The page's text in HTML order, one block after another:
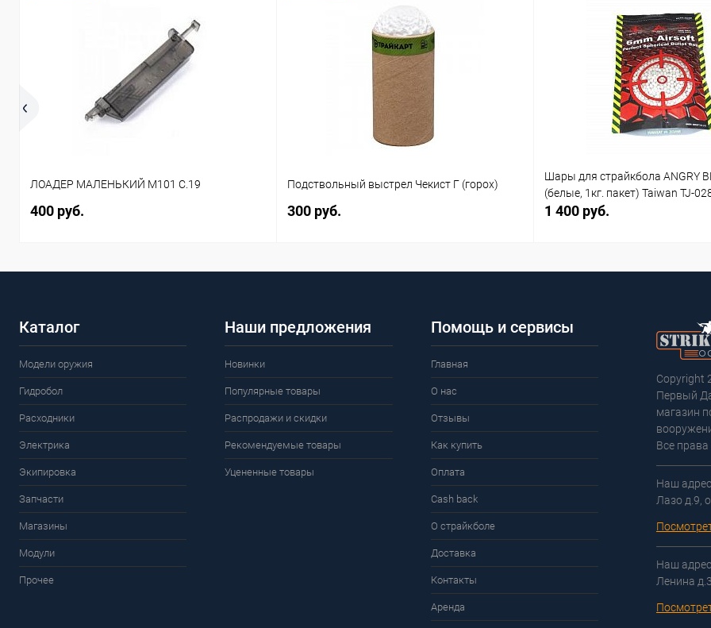
ЛОАДЕР МАЛЕНЬКИЙ M101 C.19
400 руб.
Подствольный выстрел Чекист Г (горох)
300 руб.
Шары для страйкбола ANGRY
(белые, 1кг. пакет) Taiwan TJ-
1 400 руб.
Каталог
Модели оружия
Гидробол
Расходники
Электрика
Экипировка
Запчасти
Магазины
Модули
Прочее
Наши предложения
Новинки
Популярные товары
Распродажи и скидки
Рекомендуемые товары
Уцененные товары
Помощь и сервисы
Главная
О нас
Отзывы
Как купить
Оплата
Cash back
О страйкболе
Доставка
Контакты
Аренда
Copyright
Первый
магазин
Все
Наш
Лазо д.9,
Наш
Ленина